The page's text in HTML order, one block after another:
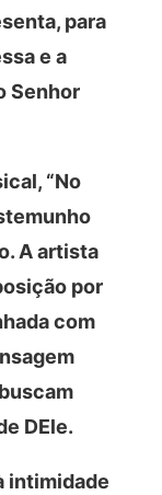
para
e a
Senhor
“No
A artista
por
com
DEle.
intimidade